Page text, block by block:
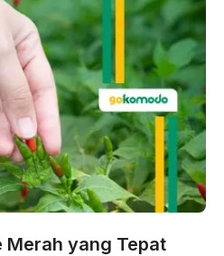
Merah yang Tepat